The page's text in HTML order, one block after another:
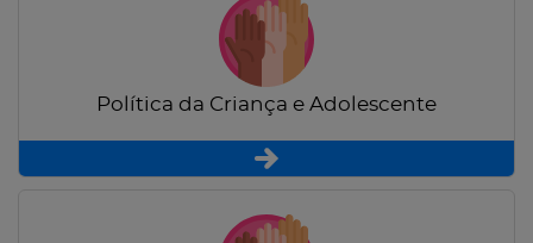
Política da Criança e Adolescente